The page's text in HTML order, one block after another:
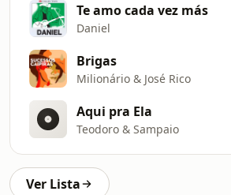
Te amo cada vez más
Daniel
Brigas
Milionário & José Rico
Aqui pra Ela
Teodoro & Sampaio
Ver Lista